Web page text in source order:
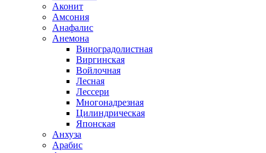
Аконит
Амсония
Анафалис
Анемона
Виноградолистная
Виргинская
Войлочная
Лесная
Лессери
Многонадрезная
Цилиндрическая
Японская
Анхуза
Арабис